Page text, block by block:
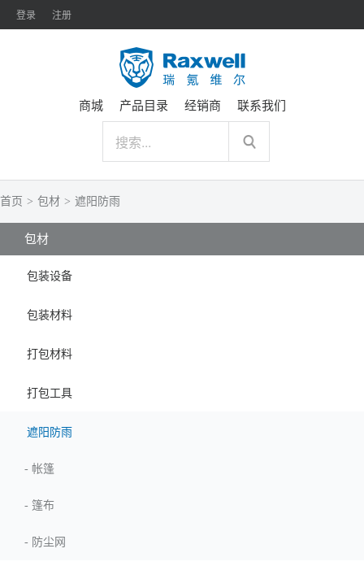
登录 注册
商城 产品目录 经销商 联系我们
首页 > 包材 > 遮阳防雨
包材
包装设备
包装材料
打包材料
打包工具
遮阳防雨
- 帐篷
- 篷布
- 防尘网